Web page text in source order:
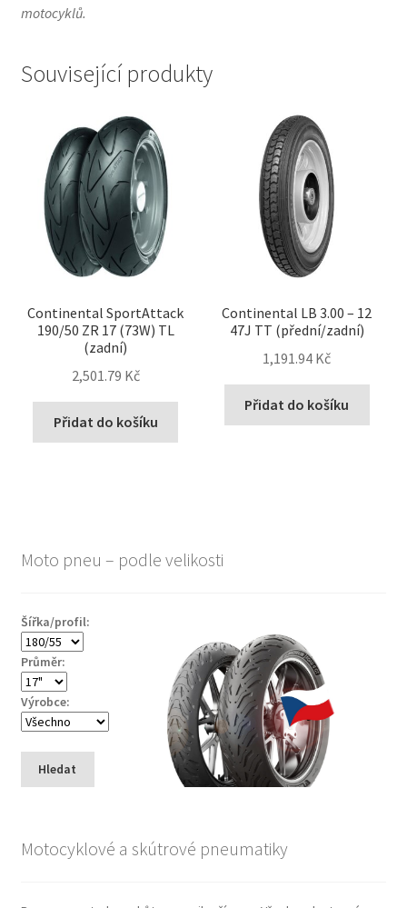
motocyklů.
Související produkty
Continental SportAttack
190/50 ZR 17 (73W) TL
(zadní)
2,501.79 Kč
Přidat do košíku
Continental LB 3.00 – 12
47J TT (přední/zadní)
1,191.94 Kč
Přidat do košíku
Moto pneu – podle velikosti
Šířka/profil:
Průměr:
Výrobce:
Hledat
Motocyklové a skútrové pneumatiky